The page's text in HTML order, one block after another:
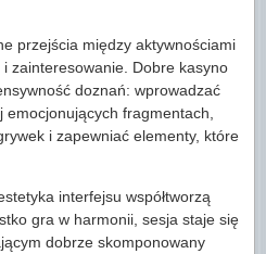
przejścia między aktywnościami
zainteresowanie. Dobre kasyno
doznań: wprowadzać
fragmentach,
i zapewniać elementy, które
interfejsu współtworzą
gra w harmonii, sesja staje się
dobrze skomponowany